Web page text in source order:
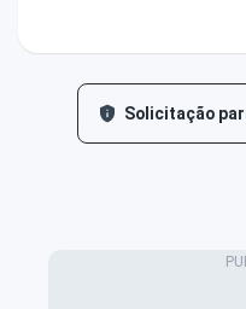
Solicitação